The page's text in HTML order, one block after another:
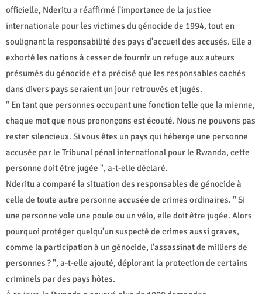
officielle, Nderitu a réaffirmé l'importance de la justice
internationale pour les victimes du génocide de 1994, tout en
soulignant la responsabilité des pays d'accueil des accusés. Elle a
exhorté les nations à cesser de fournir un refuge aux auteurs
présumés du génocide et a précisé que les responsables cachés
dans divers pays seraient un jour retrouvés et jugés.
" En tant que personnes occupant une fonction telle que la mienne,
chaque mot que nous prononçons est écouté. Nous ne pouvons pas
rester silencieux. Si vous êtes un pays qui héberge une personne
accusée par le Tribunal pénal international pour le Rwanda, cette
personne doit être jugée ", a-t-elle déclaré.
Nderitu a comparé la situation des responsables de génocide à
celle de toute autre personne accusée de crimes ordinaires. " Si
une personne vole une poule ou un vélo, elle doit être jugée. Alors
pourquoi protéger quelqu'un suspecté de crimes aussi graves,
comme la participation à un génocide, l'assassinat de milliers de
personnes ? ", a-t-elle ajouté, déplorant la protection de certains
criminels par des pays hôtes.